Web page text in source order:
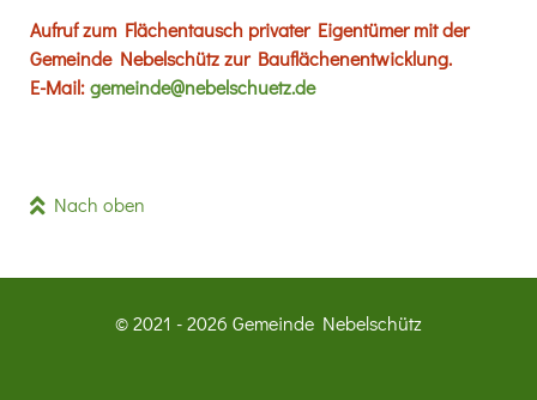
Aufruf zum Flächentausch privater Eigentümer mit der
Gemeinde Nebelschütz zur Bauflächenentwicklung.
E-Mail:gemeinde@nebelschuetz.de
Nach oben
© 2021 - 2026 Gemeinde Nebelschütz